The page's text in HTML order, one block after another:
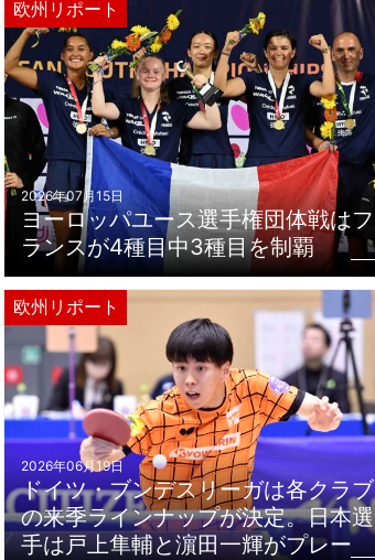
欧州リポート
2026年07月15日
ヨーロッパユース選手権団体戦はフ
ランスが4種目中3種目を制覇
欧州リポート
2026年06月19日
ドイツ・ブンデスリーガは各クラブ
の来季ラインナップが決定。日本選
手は戸上隼輔と濵田一輝がプレー